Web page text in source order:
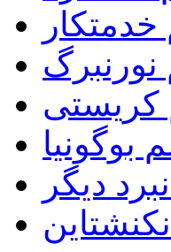
کریستی
بوگونیا
دیگر